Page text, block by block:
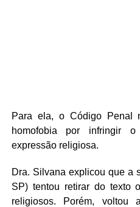
Para ela, o Código Penal
homofobia por infringir
expressão religiosa.
Dra. Silvana explicou que a
SP) tentou retirar do texto
religiosos. Porém,